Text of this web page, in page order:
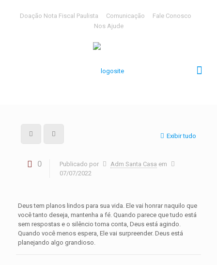
Doação Nota Fiscal Paulista Comunicação
Fale Conosco
Nos Ajude
Exibir tudo
0 Publicado por Adm Santa Casa em
07/07/2022
Deus tem planos lindos para sua vida. Ele vai honrar naquilo que
você tanto deseja, mantenha a fé. Quando parece que tudo está
sem respostas e o silêncio toma conta, Deus está agindo.
Quando você menos espera, Ele vai surpreender. Deus está
planejando algo grandioso.